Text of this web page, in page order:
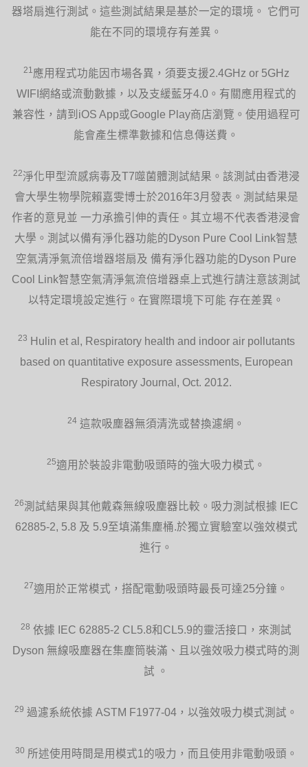
器塔扇進行測試。這些測試結果是基於一定的環境。 它們可
能在不同的環境存有差異。
21 應用程式功能因市場各異，須要支援2.4GHz or 5GHz
WIFI網絡或流動數據，以及支緩藍牙4.0。有關應用程式的
兼容性，請到iOS App或Google Play商店瀏覽。使用過程可
能會產生標準數據和信息傳送費。
22淨化甲型流感病毒及T7噬菌體測試結果。該測試由香港浸
會大學生物學院賴嘉雯博士於2016年3月發表。測試結果是
作者的意見並 一力承擔引伸的責任。其立場不代表香港浸會
大學。測試以備有淨化器功能的Dyson Pure Cool Link智慧
空氣清淨氣流倍增器塔扇及 備有淨化器功能的Dyson Pure
Cool Link智慧空氣清淨氣流倍增器桌上式進行請注意該測試
以特定環境設定進行。在實際環境下可能 存在差異。
23
Hulin et al, Respiratory health and indoor air pollutants
based on quantitative exposure assessments, European
Respiratory Journal, Oct. 2012.
24 這款吸塵器無須清洗或替換濾網。
25適用於裝設非電動吸頭時的強大吸力模式。
26測試結果與其他戴森無線吸塵器比較。吸力測試根據 IEC
62885-2, 5.8 及 5.9至填滿集塵桶.於獨立實驗室以強效模式
進行。
27適用於正常模式，搭配電動吸頭時最長可達25分鐘。
28 依據 IEC 62885-2 CL5.8和CL5.9的靈活接口，來測試
Dyson 無線吸塵器在集塵筒裝滿、且以強效吸力模式時的測
試 。
29 過濾系統依據 ASTM F1977-04，以強效吸力模式測試。
30 所述使用時間是用模式1的吸力，而且使用非電動吸頭。